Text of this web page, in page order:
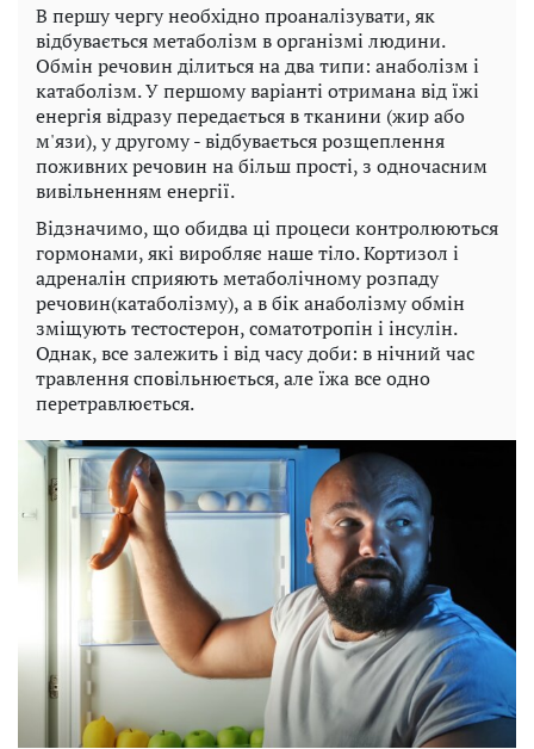
В першу чергу необхідно проаналізувати, як
відбувається метаболізм в організмі людини.
Обмін речовин ділиться на два типи: анаболізм і
катаболізм. У першому варіанті отримана від їжі
енергія відразу передається в тканини (жир або
м'язи), у другому - відбувається розщеплення
поживних речовин на більш прості, з одночасним
вивільненням енергії.
Відзначимо, що обидва ці процеси контролюються
гормонами, які виробляє наше тіло. Кортизол і
адреналін сприяють метаболічному розпаду
речовин(катаболізму), а в бік анаболізму обмін
зміщують тестостерон, соматотропін і інсулін.
Однак, все залежить і від часу доби: в нічний час
травлення сповільнюється, але їжа все одно
перетравлюється.